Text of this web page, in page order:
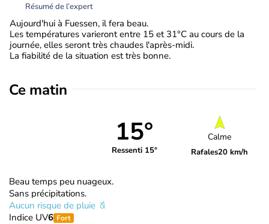
Résumé de l’expert
Aujourd'hui à Fuessen, il fera beau.
Les températures varieront entre 15 et 31°C au cours de la
journée, elles seront très chaudes l'après-midi.
La fiabilité de la situation est très bonne.
Ce matin
15°
Ressenti 15°
Calme
Rafales20 km/h
Beau temps peu nuageux.
Sans précipitations.
Aucun risque de pluie
Indice UV6 Fort